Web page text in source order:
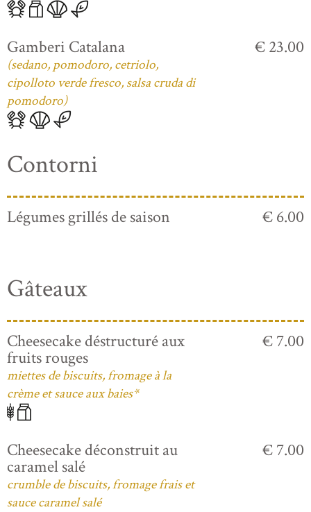
Gamberi Catalana
(sedano, pomodoro, cetriolo,
cipolloto verde fresco, salsa cruda di
pomodoro)
€ 23.00
Contorni
Légumes grillés de saison € 6.00
Gâteaux
Cheesecake déstructuré aux
fruits rouges
miettes de biscuits, fromage à la
crème et sauce aux baies*
€ 7.00
Cheesecake déconstruit au
caramel salé
crumble de biscuits, fromage frais et
sauce caramel salé
€ 7.00